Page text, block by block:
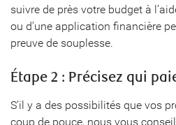
suivre de près votre budget à
ou d’une application financière
preuve de souplesse.
Étape 2 : Précisez qui
S’il y a des possibilités que vos
coup de pouce, nous vous